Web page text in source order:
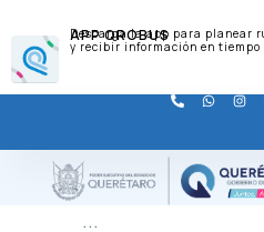
APP QROBUS
Descarga la app para planear
y recibir información en tiempo
...